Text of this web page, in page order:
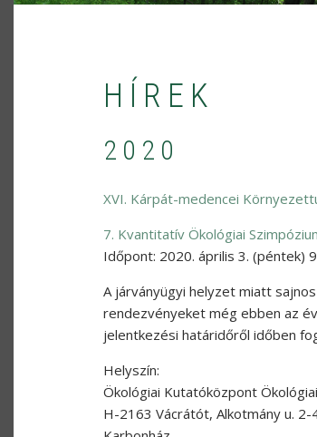
HÍREK
2020
XVI. Kárpát-medencei
7. Kvantitatív Ökológiai
Időpont: 2020. április 3. (péntek)
A járványügyi helyzet miatt
rendezvényeket még ebben az
jelentkezési határidőről időben
Helyszín:
Ökológiai Kutatóközpont
H-2163 Vácrátót, Alkotmány u. 2-